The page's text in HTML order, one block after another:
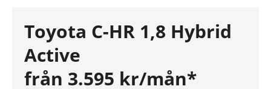
Toyota C-HR 1,8 Hybrid
Active
från 3.595 kr/mån*